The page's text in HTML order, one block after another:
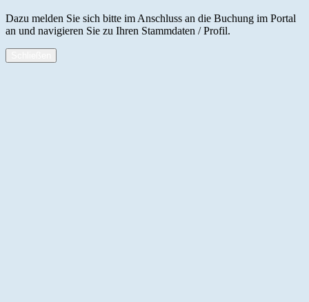
Dazu melden Sie sich bitte im Anschluss an die Buchung im Portal
an und navigieren Sie zu Ihren Stammdaten / Profil.